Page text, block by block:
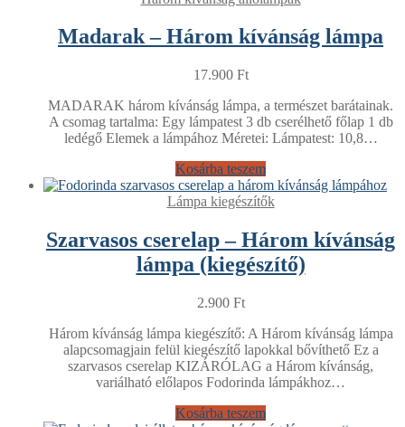
Madarak – Három kívánság lámpa
17.900 Ft
MADARAK három kívánság lámpa, a természet barátainak.
A csomag tartalma: Egy lámpatest 3 db cserélhető főlap 1 db
ledégő Elemek a lámpához Méretei: Lámpatest: 10,8…
Kosárba teszem
Lámpa kiegészítők
Szarvasos cserelap – Három kívánság
lámpa (kiegészítő)
2.900 Ft
Három kívánság lámpa kiegészítő: A Három kívánság lámpa
alapcsomagjain felül kiegészítő lapokkal bővíthető Ez a
szarvasos cserelap KIZÁRÓLAG a Három kívánság,
variálható előlapos Fodorinda lámpákhoz…
Kosárba teszem